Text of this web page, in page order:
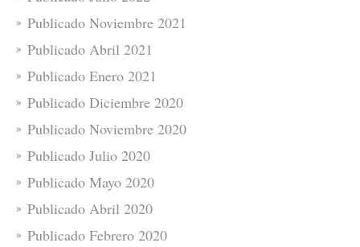
Publicado Noviembre 2021
Publicado Abril 2021
Publicado Enero 2021
Publicado Diciembre 2020
Publicado Noviembre 2020
Publicado Julio 2020
Publicado Mayo 2020
Publicado Abril 2020
Publicado Febrero 2020